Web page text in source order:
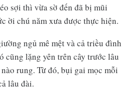
sợi thì vừa sờ đến đã bị mũi
ời chú năm xưa được thực hiện.
ngủ mê mệt và cả triều đình
cũng lặng yên trên cây trước lâu
rung. Từ đó, bụi gai mọc mỗi
lâu đài.